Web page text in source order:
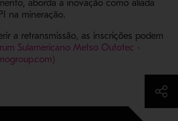
aborda a inovação como aliada
na mineração.
a retransmissão, as inscrições podem
Sulamericano Metso Outotec -